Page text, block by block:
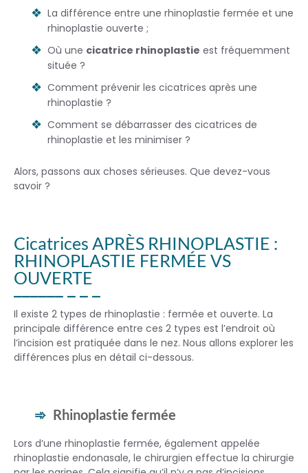
La différence entre une rhinoplastie fermée et une
rhinoplastie ouverte ;
Où une cicatrice rhinoplastie est fréquemment
située ?
Comment prévenir les cicatrices après une
rhinoplastie ?
Comment se débarrasser des cicatrices de
rhinoplastie et les minimiser ?
Alors, passons aux choses sérieuses. Que devez-vous
savoir ?
Cicatrices APRÈS RHINOPLASTIE :
RHINOPLASTIE FERMÉE VS
OUVERTE
Il existe 2 types de rhinoplastie : fermée et ouverte. La
principale différence entre ces 2 types est l’endroit où
l’incision est pratiquée dans le nez. Nous allons explorer les
différences plus en détail ci-dessous.
Rhinoplastie fermée
Lors d’une rhinoplastie fermée, également appelée
rhinoplastie endonasale, le chirurgien effectue la chirurgie